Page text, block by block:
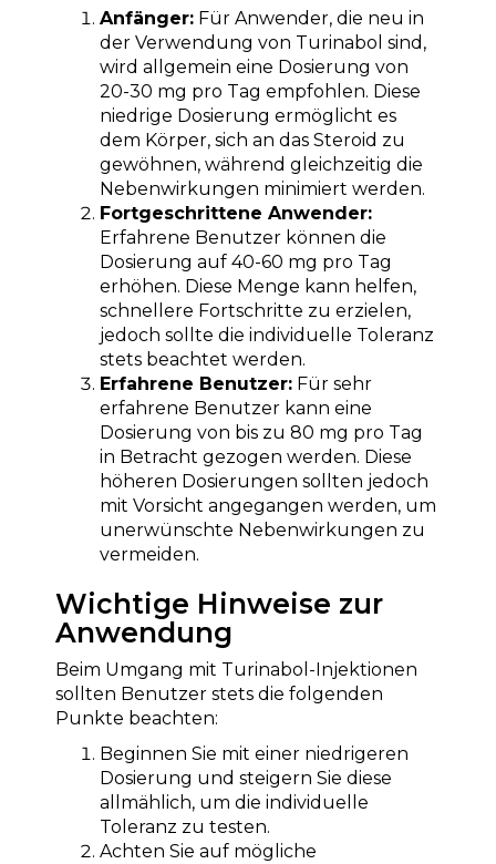
Anfänger: Für Anwender, die neu in
der Verwendung von Turinabol sind,
wird allgemein eine Dosierung von
20-30 mg pro Tag empfohlen. Diese
niedrige Dosierung ermöglicht es
dem Körper, sich an das Steroid zu
gewöhnen, während gleichzeitig die
Nebenwirkungen minimiert werden.
Fortgeschrittene Anwender:
Erfahrene Benutzer können die
Dosierung auf 40-60 mg pro Tag
erhöhen. Diese Menge kann helfen,
schnellere Fortschritte zu erzielen,
jedoch sollte die individuelle Toleranz
stets beachtet werden.
Erfahrene Benutzer: Für sehr
erfahrene Benutzer kann eine
Dosierung von bis zu 80 mg pro Tag
in Betracht gezogen werden. Diese
höheren Dosierungen sollten jedoch
mit Vorsicht angegangen werden, um
unerwünschte Nebenwirkungen zu
vermeiden.
Wichtige Hinweise zur
Anwendung
Beim Umgang mit Turinabol-Injektionen
sollten Benutzer stets die folgenden
Punkte beachten:
Beginnen Sie mit einer niedrigeren
Dosierung und steigern Sie diese
allmählich, um die individuelle
Toleranz zu testen.
Achten Sie auf mögliche